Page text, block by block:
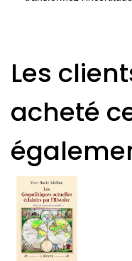
Les
acheté